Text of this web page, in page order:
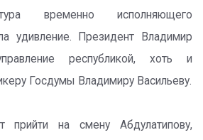
временно исполняющего
удивление. Президент Владимир
республикой, хоть и
Госдумы Владимиру Васильеву.
на смену Абдулатипову,